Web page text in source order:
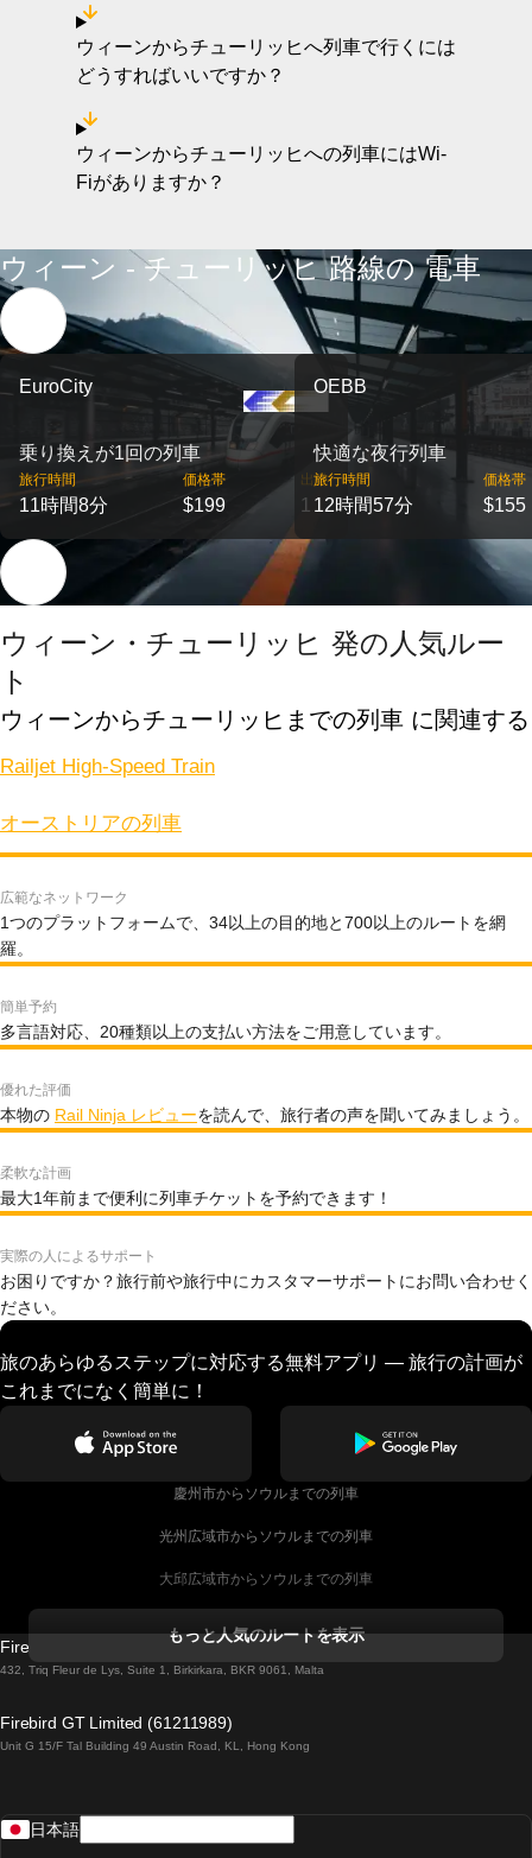
ウィーンからチューリッヒへ列車で行くには
どうすればいいですか？
ウィーンからチューリッヒへの列車にはWi-
Fiがありますか？
ウィーン - チューリッヒ 路線の 電車
EuroCity
乗り換えが1回の列車
旅行時間
11時間8分
価格帯
$199
出発
1
OEBB
快適な夜行列車
旅行時間
12時間57分
価格帯
$155
ウィーン・チューリッヒ 発の人気ルー
ト
ウィーンからチューリッヒまでの列車 に関連する
Railjet High-Speed Train
オーストリアの列車
広範なネットワーク
1つのプラットフォームで、34以上の目的地と700以上のルートを網
羅。
簡単予約
多言語対応、20種類以上の支払い方法をご用意しています。
優れた評価
本物の Rail Ninja レビューを読んで、旅行者の声を聞いてみましょう。
柔軟な計画
最大1年前まで便利に列車チケットを予約できます！
実際の人によるサポート
お困りですか？旅行前や旅行中にカスタマーサポートにお問い合わせく
ださい。
旅のあらゆるステップに対応する無料アプリ — 旅行の計画が
これまでになく簡単に！
慶州市からソウルまでの列車
光州広域市からソウルまでの列車
大邱広域市からソウルまでの列車
ダブリンからゴールウェイまでの列車
ローマからナポリまでの列車
もっと人気のルートを表示
Firebird GT Limited (OC 1451)
432, Triq Fleur de Lys, Suite 1, Birkirkara, BKR 9061, Malta
Firebird GT Limited (61211989)
Unit G 15/F Tal Building 49 Austin Road, KL, Hong Kong
日本語